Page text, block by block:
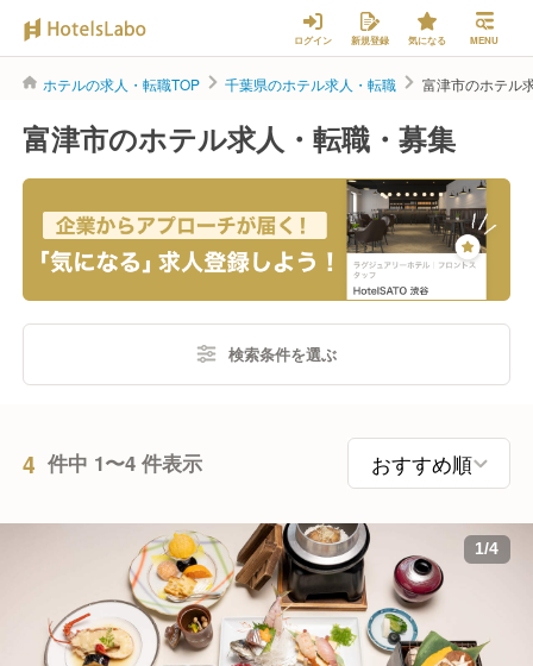
ログイン 新規登録 気になる MENU
ホテルの求人・転職TOP 千葉県のホテル求人・転職 富津市のホテル
富津市のホテル求人・転職・募集
検索条件を選ぶ
4 件中 1〜4 件表示
1/4